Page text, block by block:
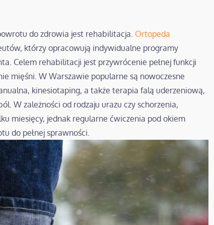
do zdrowia jest rehabilitacja. Ortopeda
którzy opracowują indywidualne programy
Celem rehabilitacji jest przywrócenie pełnej funkcji
mięśni. W Warszawie popularne są nowoczesne
kinesiotaping, a także terapia falą uderzeniową,
W zależności od rodzaju urazu czy schorzenia,
miesięcy, jednak regularne ćwiczenia pod okiem
do pełnej sprawności.